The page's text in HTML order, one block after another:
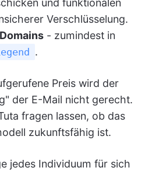
und funktionalen
Verschlüsselung.
- zumindest in
.
Preis wird der
der E-Mail nicht gerecht.
fragen lassen, ob das
zukunftsfähig ist.
jedes Individuum für sich